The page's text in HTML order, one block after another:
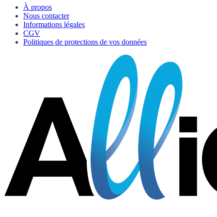
À propos
Nous contacter
Informations légales
CGV
Politiques de protections de vos données